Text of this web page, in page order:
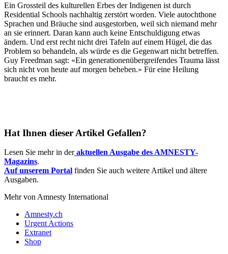
Ein Grossteil des kulturellen Erbes der Indigenen ist durch
Residential Schools nachhaltig zerstört worden. Viele autochthone
Sprachen und Bräuche sind ausgestorben, weil sich niemand mehr
an sie erinnert. Daran kann auch keine Entschuldigung etwas
ändern. Und erst recht nicht drei Tafeln auf einem Hügel, die das
Problem so behandeln, als würde es die Gegenwart nicht betreffen.
Guy Freedman sagt: «Ein generationenübergreifendes Trauma lässt
sich nicht von heute auf morgen beheben.» Für eine Heilung
braucht es mehr.
Hat Ihnen dieser Artikel Gefallen?
Lesen Sie mehr in deraktuellen Ausgabe des AMNESTY-
Magazins.
Auf unserem Portal finden Sie auch weitere Artikel und ältere
Ausgaben.
Mehr von Amnesty International
Amnesty.ch
Urgent Actions
Extranet
Shop